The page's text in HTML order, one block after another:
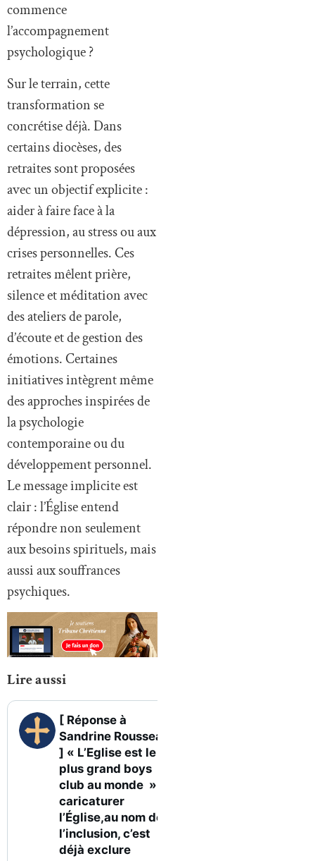
commence
l’accompagnement
psychologique ?
Sur le terrain, cette
transformation se
concrétise déjà. Dans
certains diocèses, des
retraites sont proposées
avec un objectif explicite :
aider à faire face à la
dépression, au stress ou aux
crises personnelles. Ces
retraites mêlent prière,
silence et méditation avec
des ateliers de parole,
d’écoute et de gestion des
émotions. Certaines
initiatives intègrent même
des approches inspirées de
la psychologie
contemporaine ou du
développement personnel.
Le message implicite est
clair : l’Église entend
répondre non seulement
aux besoins spirituels, mais
aussi aux souffrances
psychiques.
Lire aussi